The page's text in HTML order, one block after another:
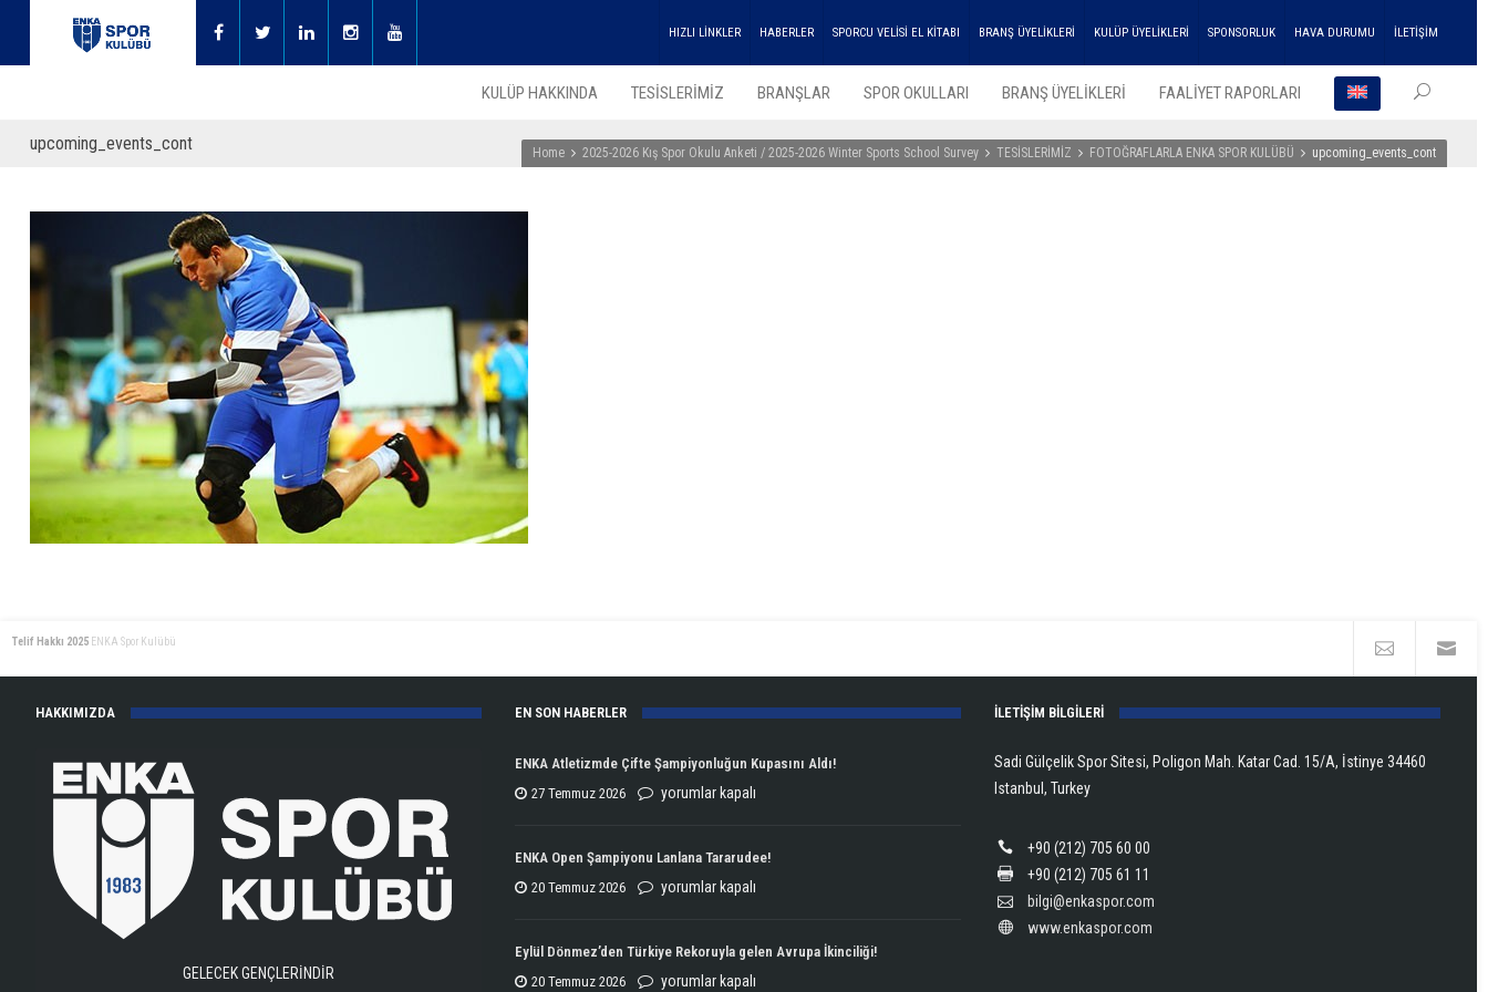
HIZLI LİNKLER HABERLER SPORCU VELİSİ EL KİTABI BRANŞ ÜYELİKLERİ KULÜP ÜYELİKLERİ SPONSORLUK HAVA DURUMU İLETİŞİM
KULÜP HAKKINDA TESİSLERİMİZ BRANŞLAR SPOR OKULLARI BRANŞ ÜYELİKLERİ FAALİYET RAPORLARI
upcoming_events_cont Home 2025-2026 Kış Spor Okulu Anketi / 2025-2026 Winter Sports School Survey TESİSLERİMİZ FOTOĞRAFLARLA ENKA SPOR KULÜBÜ upcoming_events_cont
Telif Hakkı 2025 ENKA Spor Kulübü
HAKKIMIZDA
GELECEK GENÇLERİNDİR
EN SON HABERLER
ENKA Atletizmde Çifte Şampiyonluğun Kupasını Aldı!
27 Temmuz 2026
ENKA
Çifte
Şampiyonluğun
yorumlar kapalı
ENKA Open Şampiyonu Lanlana Tararudee!
20 Temmuz 2026
ENKA
Şampiyonu
Lanlana
yorumlar kapalı
Eylül Dönmez’den Türkiye Rekoruyla gelen Avrupa İkinciliği!
20 Temmuz 2026
Eylül
yorumlar kapalı
İLETİŞİM BİLGİLERİ
Sadi Gülçelik Spor Sitesi, Poligon Mah. Katar Cad. 15/A, İstinye 34460
Istanbul, Turkey
+90 (212) 705 60 00
+90 (212) 705 61 11
bilgi@enkaspor.com
www.enkaspor.com